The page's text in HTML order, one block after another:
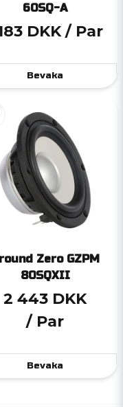
60SQ-A
DKK / Par
Bevaka
Zero GZPM
80SQXII
2 443 DKK
/ Par
Bevaka